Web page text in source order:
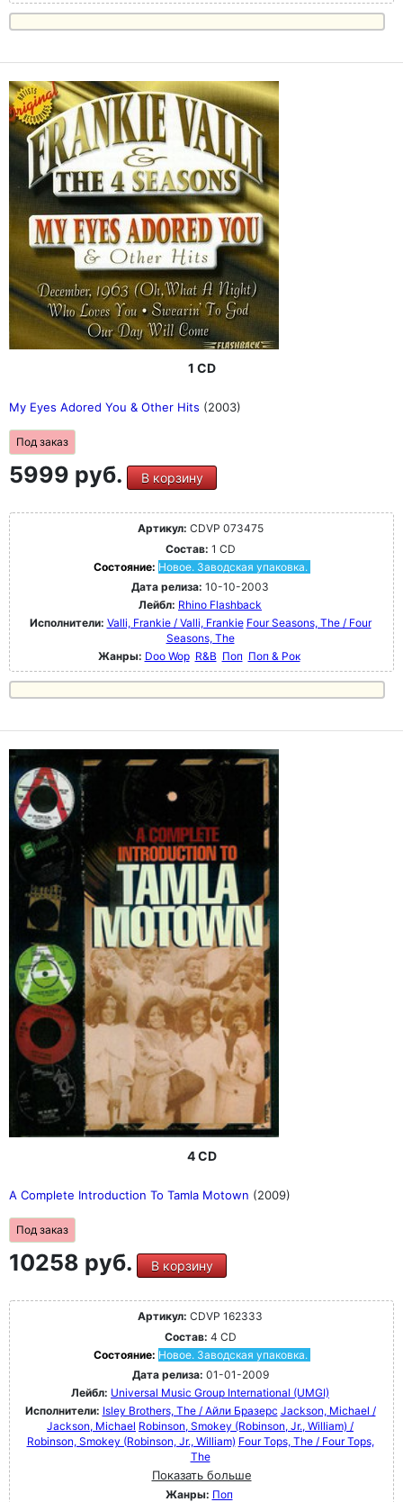
1 CD
My Eyes Adored You & Other Hits (2003)
Под заказ
5999 руб. В корзину
Артикул: CDVP 073475
Состав: 1 CD
Состояние: Новое. Заводская упаковка.
Дата релиза: 10-10-2003
Лейбл: Rhino Flashback
Исполнители: Valli, Frankie / Valli, Frankie Four Seasons, The / Four
Seasons, The
Жанры: Doo Wop R&B Поп Поп & Рок
4 CD
A Complete Introduction To Tamla Motown (2009)
Под заказ
10258 руб. В корзину
Артикул: CDVP 162333
Состав: 4 CD
Состояние: Новое. Заводская упаковка.
Дата релиза: 01-01-2009
Лейбл: Universal Music Group International (UMGI)
Исполнители: Isley Brothers, The / Айли Бразерс Jackson, Michael /
Jackson, Michael Robinson, Smokey (Robinson, Jr., William) /
Robinson, Smokey (Robinson, Jr., William) Four Tops, The / Four Tops,
The
Показать больше
Жанры: Поп